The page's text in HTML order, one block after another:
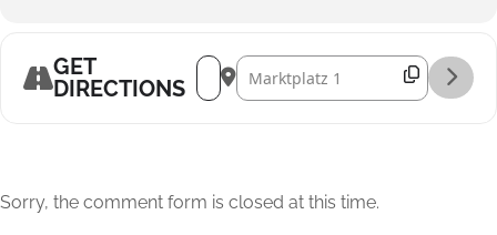
GET
DIRECTIONS
Address - Johann Sebastian Bach
Destination Address - Johann
Sorry, the comment form is closed at this time.